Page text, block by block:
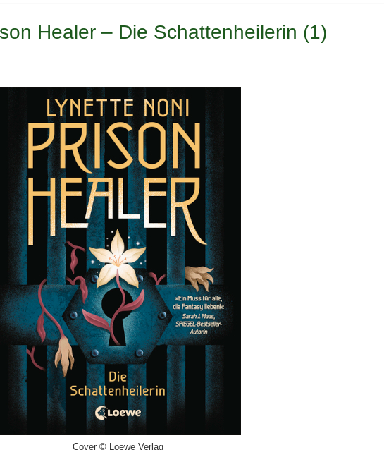
Healer – Die Schattenheilerin (1)
Cover © Loewe Verlag